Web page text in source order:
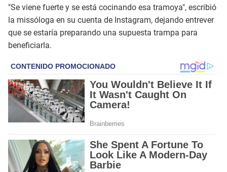
"Se viene fuerte y se está cocinando esa tramoya", escribió
la missóloga en su cuenta de Instagram, dejando entrever
que se estaría preparando una supuesta trampa para
beneficiarla.